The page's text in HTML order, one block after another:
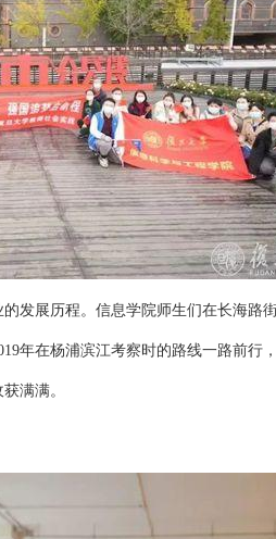
发展历程。信息学院师生们在长海路
年在杨浦滨江考察时的路线一路前行
满满。